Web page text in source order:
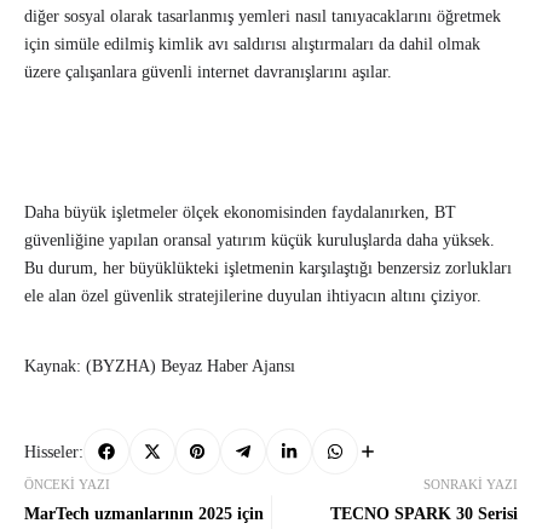
diğer sosyal olarak tasarlanmış yemleri nasıl tanıyacaklarını öğretmek
için simüle edilmiş kimlik avı saldırısı alıştırmaları da dahil olmak
üzere çalışanlara güvenli internet davranışlarını aşılar.
Daha büyük işletmeler ölçek ekonomisinden faydalanırken, BT
güvenliğine yapılan oransal yatırım küçük kuruluşlarda daha yüksek.
Bu durum, her büyüklükteki işletmenin karşılaştığı benzersiz zorlukları
ele alan özel güvenlik stratejilerine duyulan ihtiyacın altını çiziyor.
Kaynak: (BYZHA) Beyaz Haber Ajansı
Hisseler:
ÖNCEKI YAZI
MarTech uzmanlarının 2025 için
SONRAKI YAZI
TECNO SPARK 30 Serisi